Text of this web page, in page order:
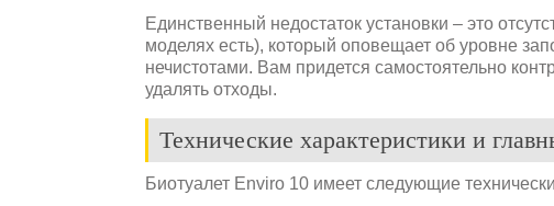
Единственный недостаток установки – это
моделях есть), который оповещает об уровне
нечистотами. Вам придется самостоятельно
удалять отходы.
Технические характеристики и
Биотуалет Enviro 10 имеет следующие